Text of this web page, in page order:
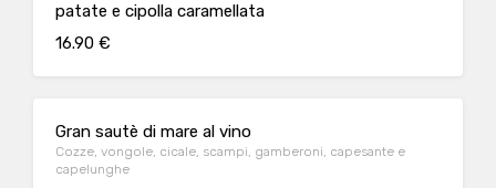
patate e cipolla caramellata
16.90 €
Gran sautè di mare al vino
Cozze, vongole, cicale, scampi, gamberoni, capesante e
capelunghe